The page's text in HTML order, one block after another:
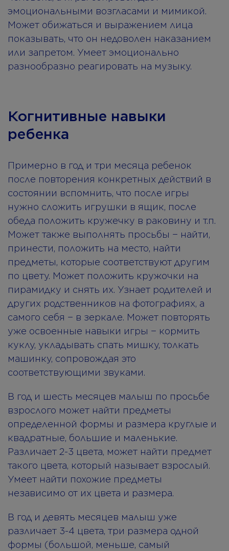
эмоциональными возгласами и мимикой.
Может обижаться и выражением лица
показывать, что он недоволен наказанием
или запретом. Умеет эмоционально
разнообразно реагировать на музыку.
Когнитивные навыки
ребенка
Примерно в год и три месяца ребенок
после повторения конкретных действий в
состоянии вспомнить, что после игры
нужно сложить игрушки в ящик, после
обеда положить кружечку в раковину и т.п.
Может также выполнять просьбы − найти,
принести, положить на место, найти
предметы, которые соответствуют другим
по цвету. Может положить кружочки на
пирамидку и снять их. Узнает родителей и
других родственников на фотографиях, а
самого себя − в зеркале. Может повторять
уже освоенные навыки игры − кормить
куклу, укладывать спать мишку, толкать
машинку, сопровождая это
соответствующими звуками.
В год и шесть месяцев малыш по просьбе
взрослого может найти предметы
определенной формы и размера круглые и
квадратные, большие и маленькие.
Различает 2-3 цвета, может найти предмет
такого цвета, который называет взрослый.
Умеет найти похожие предметы
независимо от их цвета и размера.
В год и девять месяцев малыш уже
различает 3-4 цвета, три размера одной
формы (большой, меньше, самый